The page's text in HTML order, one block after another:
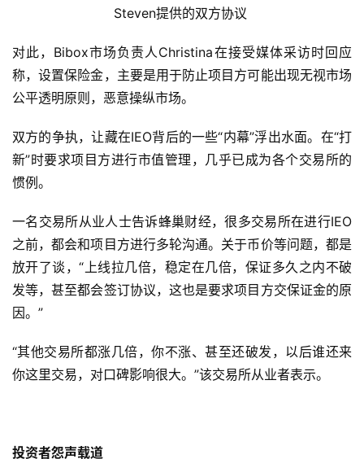
Steven提供的双方协议
对此，Bibox市场负责人Christina在接受媒体采访时回应
称，设置保险金，主要是用于防止项目方可能出现无视市场
公平透明原则，恶意操纵市场。
双方的争执，让藏在IEO背后的一些“内幕”浮出水面。在“打
新”时要求项目方进行市值管理，几乎已成为各个交易所的
惯例。
一名交易所从业人士告诉蜂巢财经，很多交易所在进行IEO
之前，都会和项目方进行多轮沟通。关于币价等问题，都是
放开了谈，“上线拉几倍，稳定在几倍，保证多久之内不破
发等，甚至都会签订协议，这也是要求项目方交保证金的原
因。”
“其他交易所都涨几倍，你不涨、甚至还破发，以后谁还来
你这里交易，对口碑影响很大。”该交易所从业者表示。
投资者怨声载道